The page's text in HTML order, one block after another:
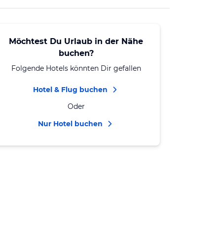
Möchtest Du Urlaub in der Nähe
buchen?
Folgende Hotels könnten Dir gefallen
Hotel & Flug buchen
Oder
Nur Hotel buchen